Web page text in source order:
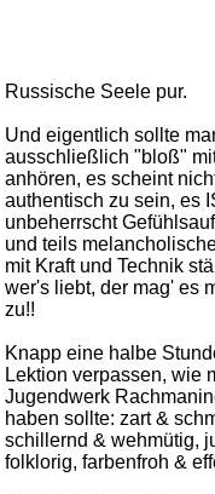
Russische Seele pur.
Und eigentlich sollte
ausschließlich "bloß"
anhören, es scheint
authentisch zu sein, es
unbeherrscht
und teils
mit Kraft und Technik
wer's liebt, der mag' es
zu!!
Knapp eine halbe
Lektion verpassen, wie
Jugendwerk
haben sollte: zart &
schillernd & wehmütig,
folklorig, farbenfroh &